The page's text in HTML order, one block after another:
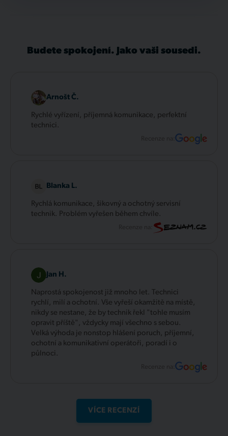
Budete spokojení. Jako vaši sousedi.
Arnošt Č.
Rychlé vyřízení, příjemná komunikace, perfektní
technici.
Recenze na:
Blanka L.
Rychlá komunikace, šikovný a ochotný servisní
technik. Problém vyřešen během chvíle.
Jan H.
Naprostá spokojenost již mnoho let. Technici
rychlí, milí a ochotní. Vše vyřeší okamžitě na místě,
nikdy se nestane, že by technik řekl "tohle musím
opravit příště", vždycky mají všechno s sebou.
Velká výhoda je nonstop hlášení poruch, příjemní,
ochotní a komunikativní operátoři, poradí i o
půlnoci.
Recenze na:
VÍCE RECENZÍ